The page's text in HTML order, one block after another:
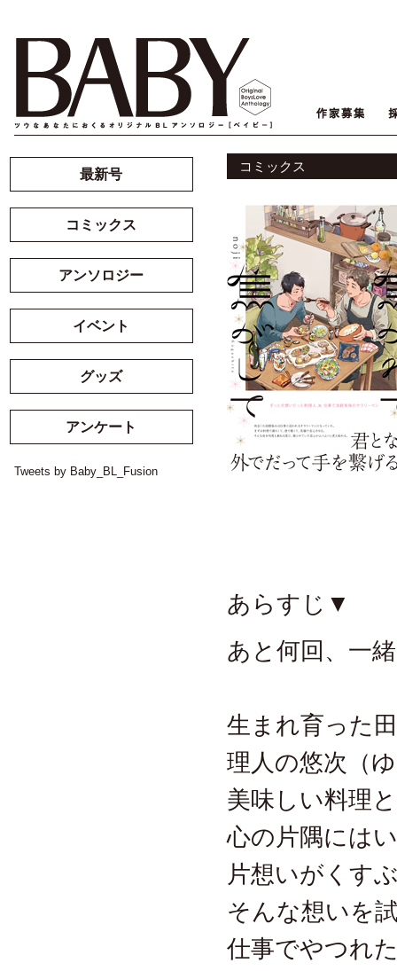
コミックス
あらすじ▼
あと何回、一
生まれ育った
理人の悠次（
美味しい料理
心の片隅には
片想いがくす
そんな想いを
仕事でやつれ
最新号
コミックス
アンソロジー
イベント
グッズ
アンケート
Tweets by Baby_BL_Fusion